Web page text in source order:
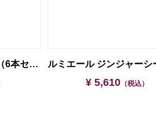
ハイビスカスシャワー（6本セット）
¥ 5,610（税込）